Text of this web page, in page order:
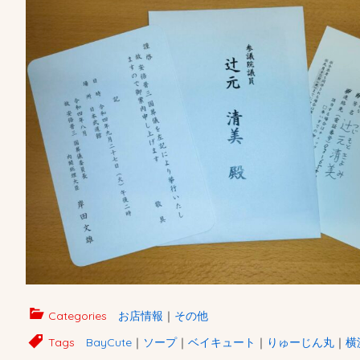
Categories お店情報 ｜ その他
Tags
BayCute ｜ ソープ｜ ベイキュート ｜ りゅーじん丸 ｜ 横